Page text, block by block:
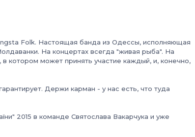
Folk. Настоящая банда из Одессы, исполняющая
На концертах всегда "живая рыба". На
котором может принять участие каждый, и, конечно,
Держи карман - у нас есть, что туда
2015 в команде Святослава Вакарчука и уже